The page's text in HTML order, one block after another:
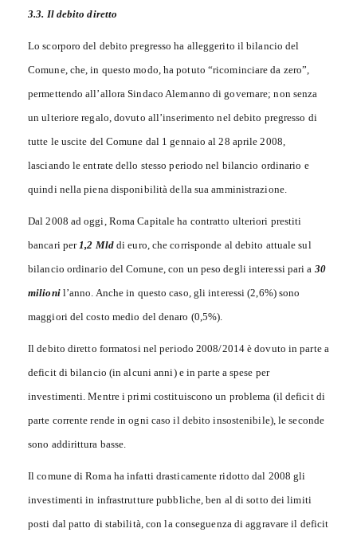
3.3. Il debito diretto
Lo scorporo del debito pregresso ha alleggerito il bilancio del
Comune, che, in questo modo, ha potuto “ricominciare da zero”,
permettendo all’allora Sindaco Alemanno di governare; non senza
un ulteriore regalo, dovuto all’inserimento nel debito pregresso di
tutte le uscite del Comune dal 1 gennaio al 28 aprile 2008,
lasciando le entrate dello stesso periodo nel bilancio ordinario e
quindi nella piena disponibilità della sua amministrazione.
Dal 2008 ad oggi, Roma Capitale ha contratto ulteriori prestiti
bancari per1,2 Mlddi euro, che corrisponde al debito attuale sul
bilancio ordinario del Comune, con un peso degli interessi pari a 30
milionil’anno. Anche in questo caso, gli interessi (2,6%) sono
maggiori del costo medio del denaro (0,5%).
Il debito diretto formatosi nel periodo 2008/2014 è dovuto in parte a
deficit di bilancio (in alcuni anni) e in parte a spese per
investimenti. Mentre i primi costituiscono un problema (il deficit di
parte corrente rende in ogni caso il debito insostenibile), le seconde
sono addirittura basse.
Il comune di Roma ha infatti drasticamente ridotto dal 2008 gli
investimenti in infrastrutture pubbliche, ben al di sotto dei limiti
posti dal patto di stabilità, con la conseguenza di aggravare il deficit